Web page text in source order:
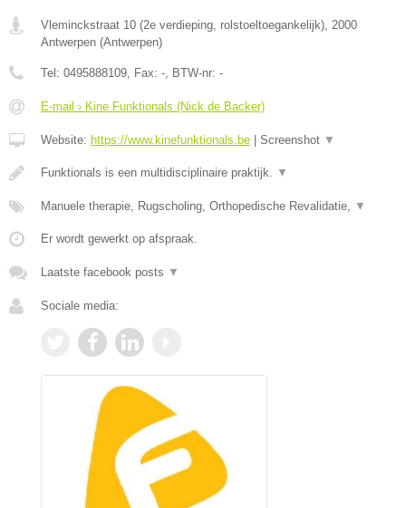
Vleminckstraat 10 (2e verdieping, rolstoeltoegankelijk), 2000
Antwerpen (Antwerpen)
Tel: 0495888109, Fax: -, BTW-nr: -
E-mail › Kine Funktionals (Nick de Backer)
Website: https://www.kinefunktionals.be Screenshot ▼
Funktionals is een multidisciplinaire praktijk. ▼
Manuele therapie, Rugscholing, Orthopedische Revalidatie, ▼
Er wordt gewerkt op afspraak.
Laatste facebook posts ▼
Sociale media: